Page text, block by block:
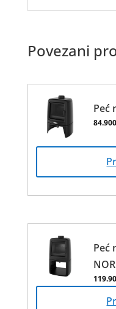
Povezani
Peć
Peć